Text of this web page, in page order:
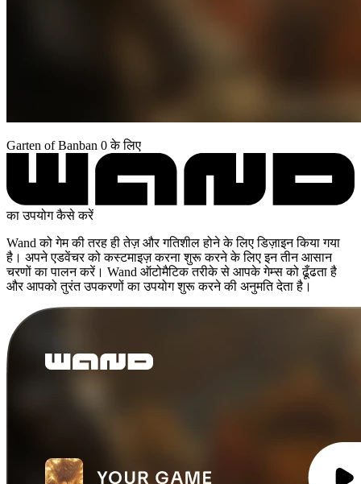
Garten of Banban 0 के लिए
का उपयोग कैसे करें
Wand को गेम की तरह ही तेज़ और गतिशील होने के लिए डिज़ाइन किया गया
है। अपने एडवेंचर को कस्टमाइज़ करना शुरू करने के लिए इन तीन आसान
चरणों का पालन करें। Wand ऑटोमैटिक तरीके से आपके गेम्स को ढूँढता है
और आपको तुरंत उपकरणों का उपयोग शुरू करने की अनुमति देता है।